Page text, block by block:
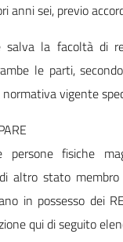
anni sei, previo
salva la facoltà di
le parti,
vigente
persone fisiche
altro stato membro
in possesso dei
qui di seguito